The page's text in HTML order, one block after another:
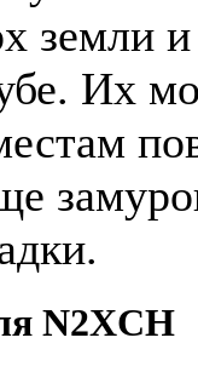
земли
Их
N2XCH